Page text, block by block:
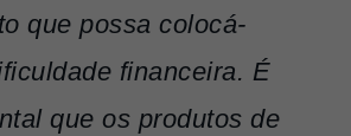
que possa colocá-
financeira. É
que os produtos de